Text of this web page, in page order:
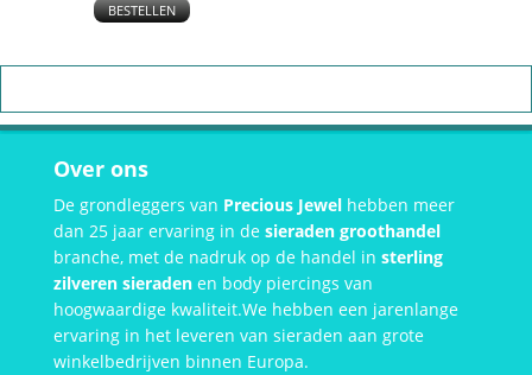
BESTELLEN
Over ons
De grondleggers van Precious Jewel hebben meer
dan 25 jaar ervaring in de sieraden groothandel
branche, met de nadruk op de handel in sterling
zilveren sieraden en body piercings van
hoogwaardige kwaliteit.We hebben een jarenlange
ervaring in het leveren van sieraden aan grote
winkelbedrijven binnen Europa.